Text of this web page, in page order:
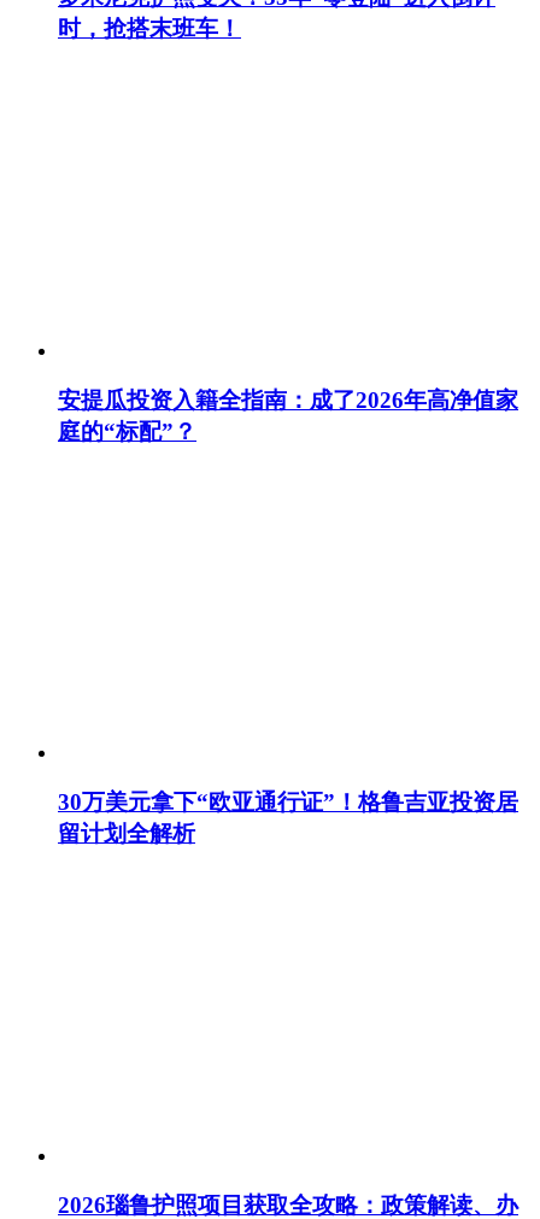
时，抢搭末班车！
安提瓜投资入籍全指南：成了2026年高净值家
庭的“标配”？
30万美元拿下“欧亚通行证”！格鲁吉亚投资居
留计划全解析
2026瑙鲁护照项目获取全攻略：政策解读、办